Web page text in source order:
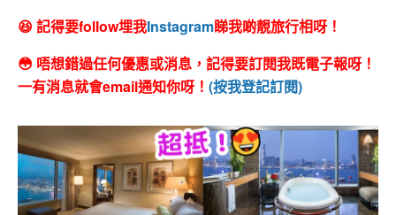
😆 記得要follow埋我Instagram睇我啲靚旅行相呀！
😳 唔想錯過任何優惠或消息，記得要訂閱我既電子報呀！
一有消息就會email通知你呀！ (按我登記訂閱)